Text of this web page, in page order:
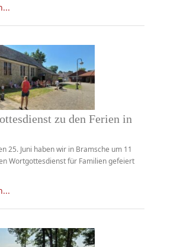
zu den Ferien in
25. Juni haben wir in Bramsche um 11
Wortgottesdienst für Familien gefeiert